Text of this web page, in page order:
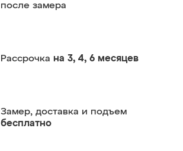
после замера
Рассрочка на 3, 4, 6 месяцев
Замер, доставка и подъем
бесплатно